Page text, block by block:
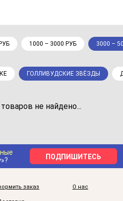
1000 – 3000 РУБ 3000 –
ГОЛЛИВУДСКИЕ ЗВЁЗДЫ
не найдено...
ПОДПИШИТЕСЬ
заказ О нас